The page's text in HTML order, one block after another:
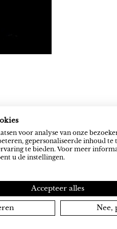
voor analyse van onze
gepersonaliseerde inhoud te
te bieden. Voor meer
u de instellingen.
Accepteer alles
Nee,